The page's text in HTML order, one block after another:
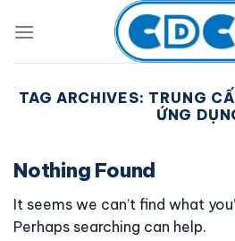
TAG ARCHIVES: TRUNG
ỨNG
Nothing Found
It seems we can’t find what
Perhaps searching can help.